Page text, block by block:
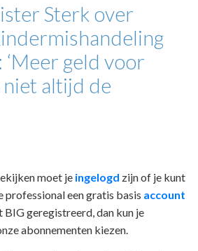
Sterk over
‘Meer geld voor
niet altijd de
moet je ingelogd zijn of je kunt
professional een gratis basis account
BIG geregistreerd, dan kun je
abonnementen kiezen.